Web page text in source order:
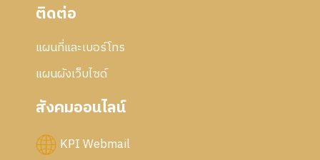
ติดต่อ
แผนที่และเบอร์โทร
แผนผังเว็บไซด์
สังคมออนไลน์
KPI Webmail